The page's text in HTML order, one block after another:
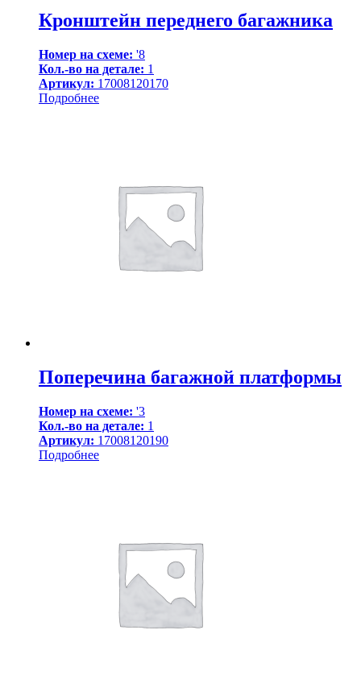
Кронштейн переднего багажника
Номер на схеме: '8
Кол.-во на детале: 1
Артикул: 17008120170
Подробнее
Поперечина багажной платформы
Номер на схеме: '3
Кол.-во на детале: 1
Артикул: 17008120190
Подробнее